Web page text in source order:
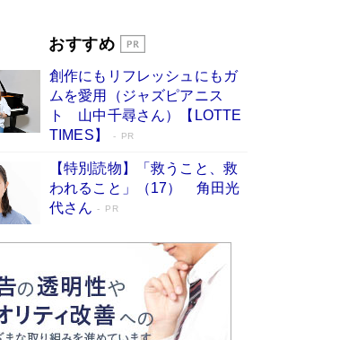
高嶋政伸が家族に教わった“人を育てるコ
吾、伊坂幸太郎の人気シリーズ最新作どち
庫化 映画化された直木賞受賞作もランク
文庫ベストセラー］
Book Bang
おすすめ
創作にもリフレッシュにもガ
ムを愛用（ジャズピアニス
ト 山中千尋さん）【LOTTE
TIMES】
PR
【特別読物】「救うこと、救
われること」（17） 角田光
代さん
PR